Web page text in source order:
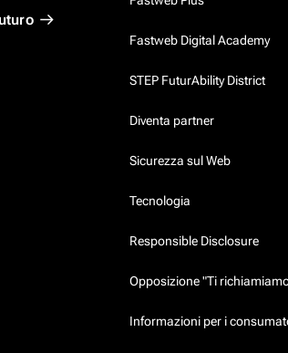
Fastweb Digital Academy
STEP FuturAbility District
Diventa partner
Sicurezza sul Web
Tecnologia
Responsible Disclosure
Opposizione "Ti
Informazioni per i